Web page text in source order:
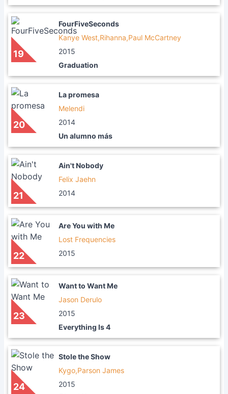
19
FourFiveSeconds
Kanye West,Rihanna,Paul McCartney
2015
Graduation
20
La promesa
Melendi
2014
Un alumno más
21
Ain't Nobody
Felix Jaehn
2014
22
Are You with Me
Lost Frequencies
2015
23
Want to Want Me
Jason Derulo
2015
Everything Is 4
24
Stole the Show
Kygo,Parson James
2015